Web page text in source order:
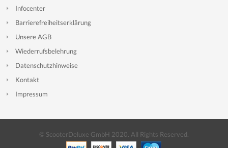
Infocenter
Barrierefreiheitserklärung
Unsere AGB
Wiederrufsbelehrung
Datenschutzhinweise
Kontakt
Impressum
© ScooterDeluxe GmbH 2020. All Rights Reserved.